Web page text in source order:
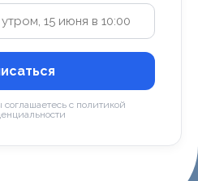
с политикой